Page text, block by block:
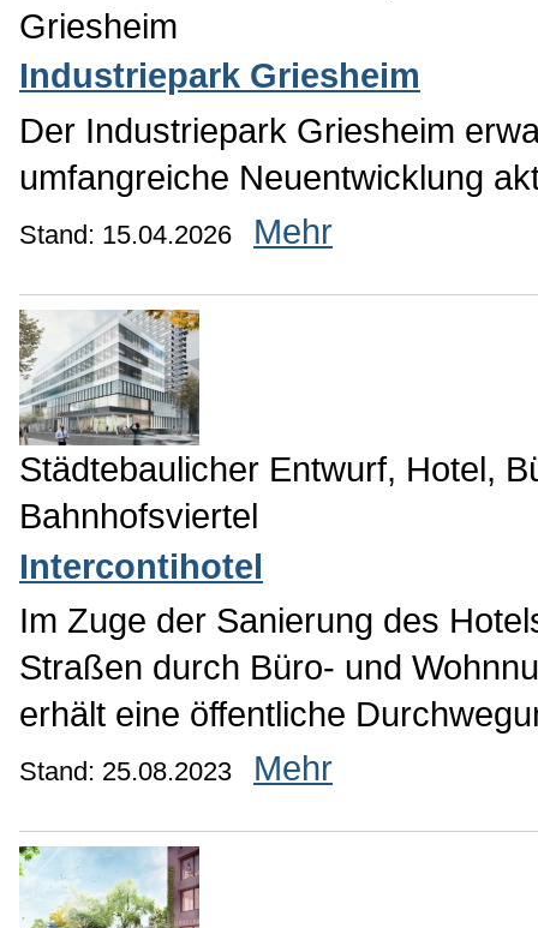
Griesheim
Industriepark Griesheim
Der Industriepark Griesheim
umfangreiche Neuentwicklung
Stand: 15.04.2026 Mehr
Städtebaulicher Entwurf, Hotel,
Bahnhofsviertel
Intercontihotel
Im Zuge der Sanierung des
Straßen durch Büro- und
erhält eine öffentliche
Stand: 25.08.2023 Mehr